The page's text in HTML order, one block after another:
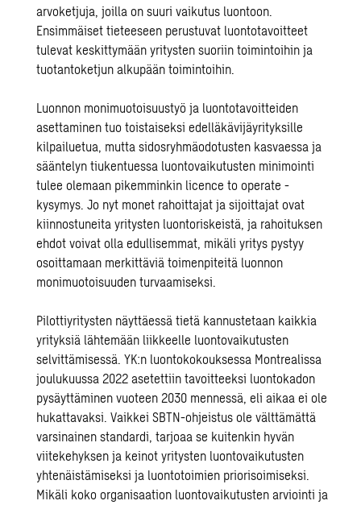
arvoketjuja, joilla on suuri vaikutus luontoon.
Ensimmäiset tieteeseen perustuvat luontotavoitteet
tulevat keskittymään yritysten suoriin toimintoihin ja
tuotantoketjun alkupään toimintoihin.
Luonnon monimuotoisuustyö ja luontotavoitteiden
asettaminen tuo toistaiseksi edelläkävijäyrityksille
kilpailuetua, mutta sidosryhmäodotusten kasvaessa ja
sääntelyn tiukentuessa luontovaikutusten minimointi
tulee olemaan pikemminkin licence to operate -
kysymys. Jo nyt monet rahoittajat ja sijoittajat ovat
kiinnostuneita yritysten luontoriskeistä, ja rahoituksen
ehdot voivat olla edullisemmat, mikäli yritys pystyy
osoittamaan merkittäviä toimenpiteitä luonnon
monimuotoisuuden turvaamiseksi.
Pilottiyritysten näyttäessä tietä kannustetaan kaikkia
yrityksiä lähtemään liikkeelle luontovaikutusten
selvittämisessä. YK:n luontokokouksessa Montrealissa
joulukuussa 2022 asetettiin tavoitteeksi luontokadon
pysäyttäminen vuoteen 2030 mennessä, eli aikaa ei ole
hukattavaksi. Vaikkei SBTN-ohjeistus ole välttämättä
varsinainen standardi, tarjoaa se kuitenkin hyvän
viitekehyksen ja keinot yritysten luontovaikutusten
yhtenäistämiseksi ja luontotoimien priorisoimiseksi.
Mikäli koko organisaation luontovaikutusten arviointi ja